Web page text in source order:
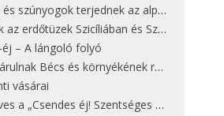
terjednek az alpesi legelőkön
erdőtüzek Szicíliában és Szardínián
éj – A lángoló folyó
és környékének rendkívüli építészeti kincsei
vásárai
a „Csendes éj! Szentséges éj!”